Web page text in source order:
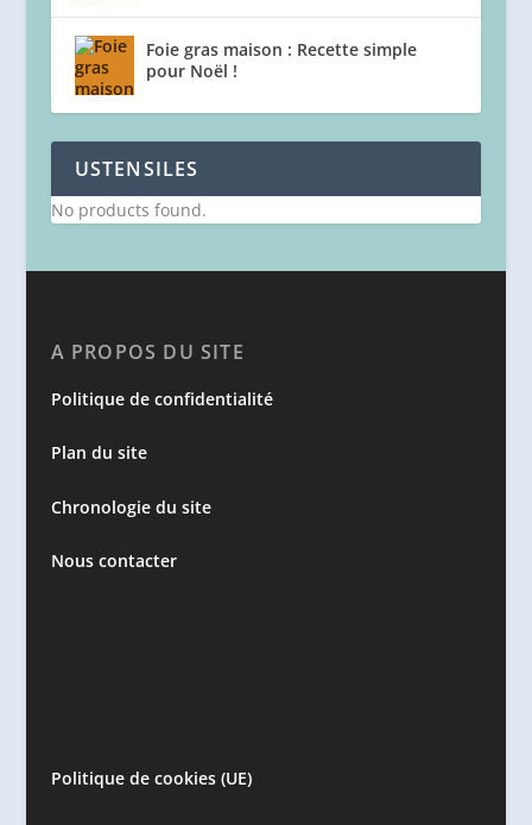
Foie gras maison : Recette simple
pour Noël !
USTENSILES
No products found.
A PROPOS DU SITE
Politique de confidentialité
Plan du site
Chronologie du site
Nous contacter
Politique de cookies (UE)